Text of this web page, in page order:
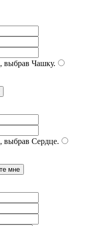
выбрав Чашку.
выбрав Сердце.